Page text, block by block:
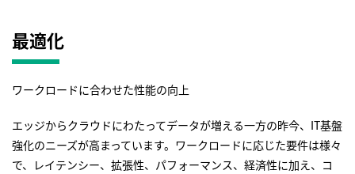
最適化
ワークロードに合わせた性能の向上
エッジからクラウドにわたってデータが増える一方の昨今、IT基盤
強化のニーズが高まっています。ワークロードに応じた要件は様々
で、レイテンシー、拡張性、パフォーマンス、経済性に加え、コ